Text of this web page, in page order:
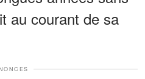
au courant de sa